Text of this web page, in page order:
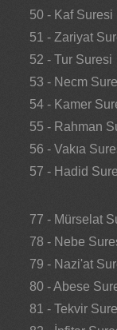
50 - Kaf Suresi
51 - Zariyat
52 - Tur Suresi
53 - Necm
54 - Kamer
55 - Rahman
56 - Vakıa
57 - Hadid
77 - Mürselat
78 - Nebe
79 - Nazi'at
80 - Abese
81 - Tekvir